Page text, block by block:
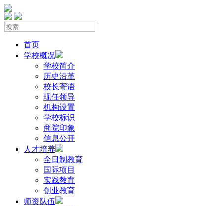
首页
学校概况
学校简介
历史沿革
校长寄语
现任领导
机构设置
学校标识
商院印象
信息公开
人才培养
全日制教育
国际项目
实践教育
创业教育
师资队伍